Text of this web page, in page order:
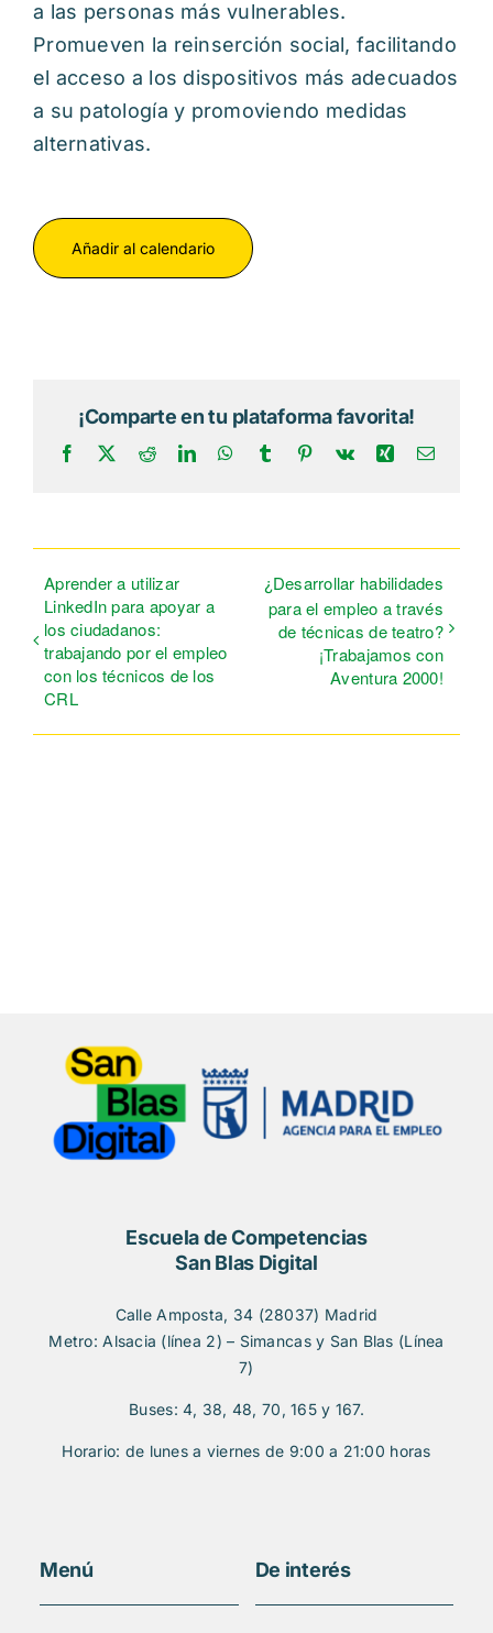
a las personas más vulnerables.
Promueven la reinserción social, facilitando
el acceso a los dispositivos más adecuados
a su patología y promoviendo medidas
alternativas.
Añadir al calendario
¡Comparte en tu plataforma favorita!
Facebook RedditLinkedInWhatsApp
Tumblr Pinterest
Vk XingCorreo
Aprender a utilizar
LinkedIn para apoyar a
los ciudadanos:
trabajando por el empleo
con los técnicos de los
CRL
¿Desarrollar habilidades
para el empleo a través
de técnicas de teatro?
¡Trabajamos con
Aventura 2000!
Escuela de Competencias
San Blas Digital
Calle Amposta, 34 (28037) Madrid
Metro: Alsacia (línea 2) – Simancas y San Blas (Línea
7)
Buses: 4, 38, 48, 70, 165 y 167.
Horario: de lunes a viernes de 9:00 a 21:00 horas
Menú De interés